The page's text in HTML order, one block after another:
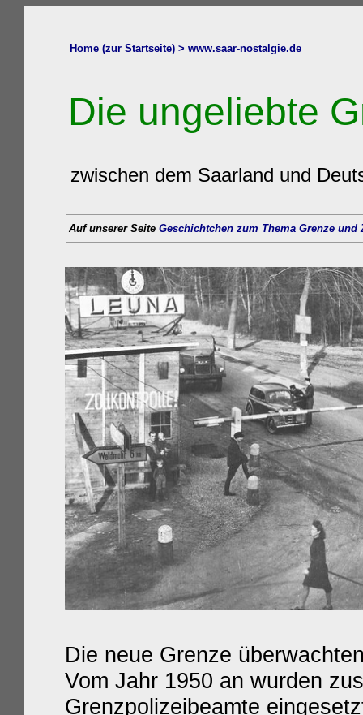
Home (zur Startseite) > www.saar-nostalgie.de
Die ungeliebte
zwischen dem Saarland und
Auf unserer Seite Geschichtchen zum Thema Grenze und
Die neue Grenze
Vom Jahr 1950 an wurden
Grenzpolizeibeamte